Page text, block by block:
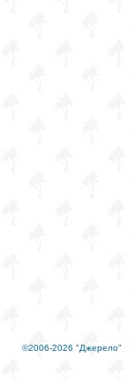
©2006-2026 "Джерело"